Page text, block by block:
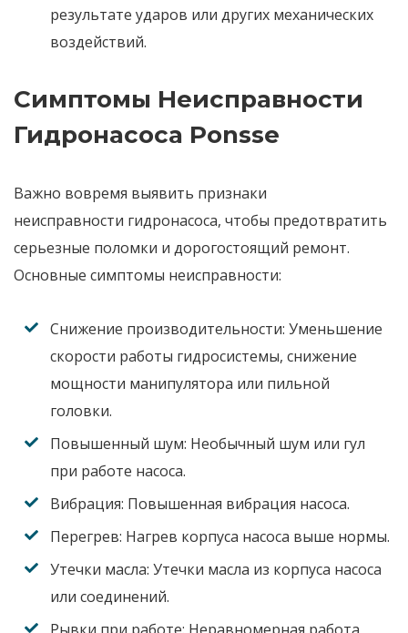
результате ударов или других механических
воздействий.
Симптомы Неисправности
Гидронасоса Ponsse
Важно вовремя выявить признаки
неисправности гидронасоса, чтобы предотвратить
серьезные поломки и дорогостоящий ремонт.
Основные симптомы неисправности:
Снижение производительности: Уменьшение
скорости работы гидросистемы, снижение
мощности манипулятора или пильной
головки.
Повышенный шум: Необычный шум или гул
при работе насоса.
Вибрация: Повышенная вибрация насоса.
Перегрев: Нагрев корпуса насоса выше нормы.
Утечки масла: Утечки масла из корпуса насоса
или соединений.